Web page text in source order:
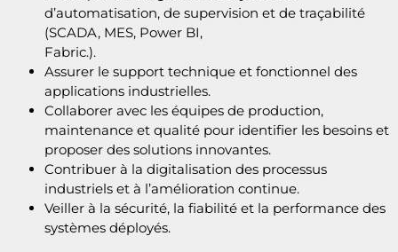
d’automatisation, de supervision et de traçabilité
(SCADA, MES, Power BI,
Fabric.).
Assurer le support technique et fonctionnel des
applications industrielles.
Collaborer avec les équipes de production,
maintenance et qualité pour identifier les besoins et
proposer des solutions innovantes.
Contribuer à la digitalisation des processus
industriels et à l’amélioration continue.
Veiller à la sécurité, la fiabilité et la performance des
systèmes déployés.